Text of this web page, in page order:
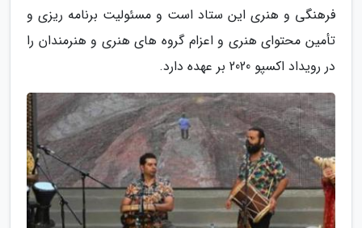
فرهنگی و هنری این ستاد است و مسئولیت برنامه ریزی و
تأمین محتوای هنری و اعزام گروه های هنری و هنرمندان را
در رویداد اکسپو 2020 بر عهده دارد.